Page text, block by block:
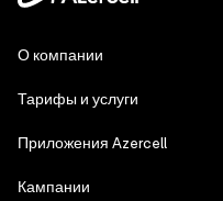
О компании
Тарифы и услуги
Приложения Azercell
Кампании